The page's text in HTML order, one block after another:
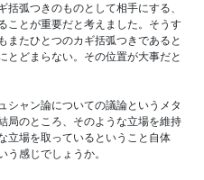
弧つきのものとして相手にする、
ことが重要だと考えました。そうす
またひとつのカギ括弧つきであると
とどまらない。その位置が大事だと
ャン論についての議論というメタ
局のところ、そのような立場を維持
立場を取っているということ自体
感じでしょうか。